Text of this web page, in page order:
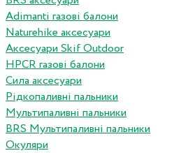
Adimanti газові балони
Naturehike аксесуари
Аксесуари Skif Outdoor
HPCR газові балони
Сила аксесуари
Рідкопаливні пальники
Мультипаливні пальники
BRS Мультипаливні пальники
Окуляри